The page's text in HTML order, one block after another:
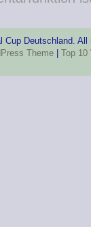
Cup Deutschland.
Theme| Top 10